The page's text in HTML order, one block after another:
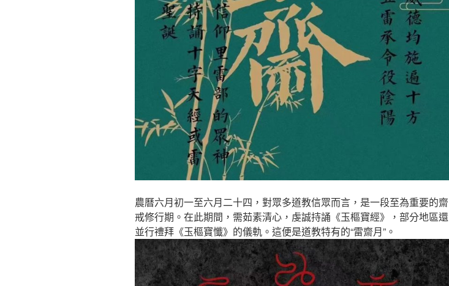
農曆六月初一至六月二十四，對眾多道教信眾而言，是一段至為重要的齋
戒修行期。在此期間，需茹素清心，虔誠持誦《玉樞寶經》，部分地區還
並行禮拜《玉樞寶懺》的儀軌。這便是道教特有的“雷齋月”。